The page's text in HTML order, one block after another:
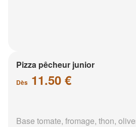
Pizza pêcheur junior
Dès 11.50 €
Base tomate, fromage, thon,